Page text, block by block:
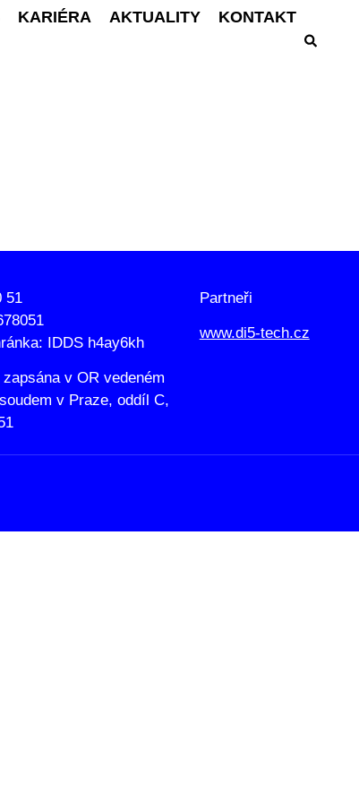
KARIÉRA AKTUALITY KONTAKT
51
IDDS h4ay6kh
v OR vedeném
v Praze, oddíl C,
Partneři
www.di5-tech.cz